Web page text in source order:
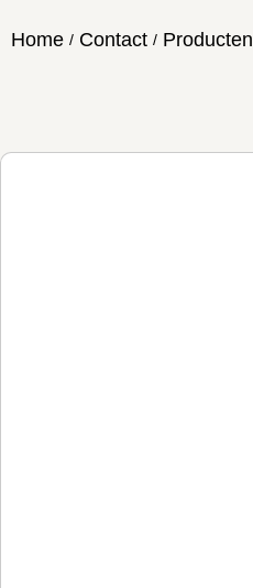
Home / Contact / Producten